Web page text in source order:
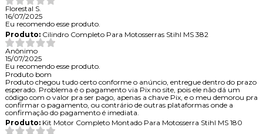
Florestal S.
16/07/2025
Eu recomendo esse produto.
Produto:Cilindro Completo Para Motosserras Stihl MS 382
Anônimo
15/07/2025
Eu recomendo esse produto.
Produto bom
Produto chegou tudo certo conforme o anúncio, entregue dentro do prazo
esperado. Problema é o pagamento via Pix no site, pois ele não dá um
código com o valor pra ser pago, apenas a chave Pix, e o meu demorou pra
confirmar o pagamento, ou contrário de outras plataformas onde a
confirmação do pagamento é imediata.
Produto:Kit Motor Completo Montado Para Motosserra Stihl MS 180